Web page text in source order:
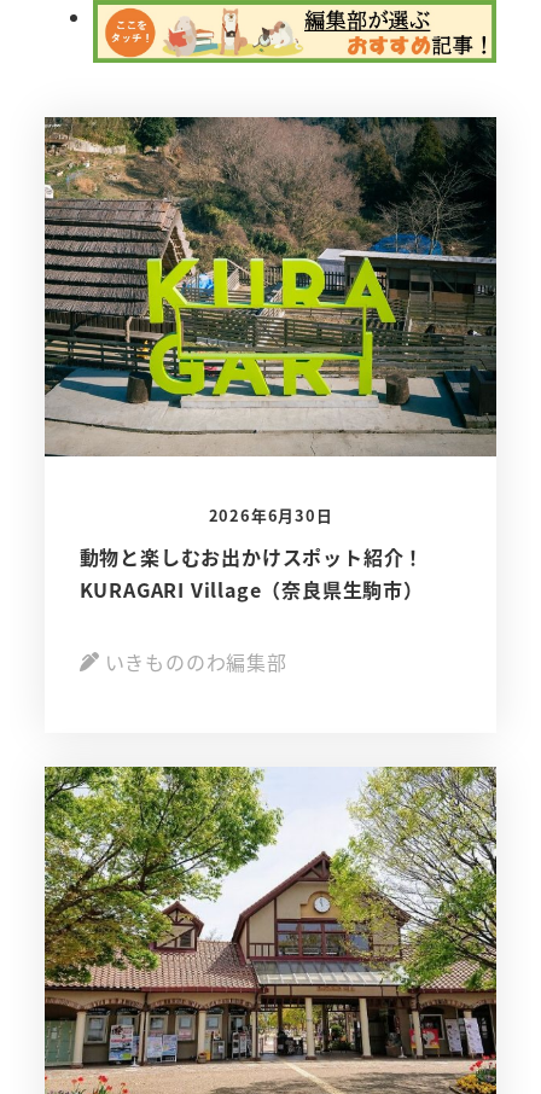
2026年6月30日
動物と楽しむお出かけスポット紹介！
KURAGARI Village（奈良県生駒市）
いきもののわ編集部